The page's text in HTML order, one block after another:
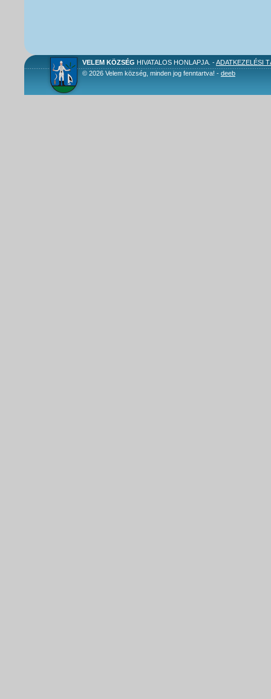
VELEM KÖZSÉG HIVATALOS HONLAPJA. -ADATKEZELÉSI
© 2026 Velem község, minden jog fenntartva! - deeb